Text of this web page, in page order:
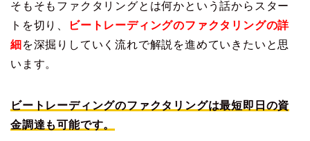
そもそもファクタリングとは何かという話からスター
トを切り、
ビートレーディングのファクタリングの詳
細 を深掘りしていく流れで解説を進めていきたいと思
います。
ビートレーディングのファクタリングは最短即日の資
金調達も可能です。